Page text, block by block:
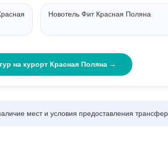
Новотель Фит Красная Поляна
на курорт Красная Поляна →
мест и условия предоставления